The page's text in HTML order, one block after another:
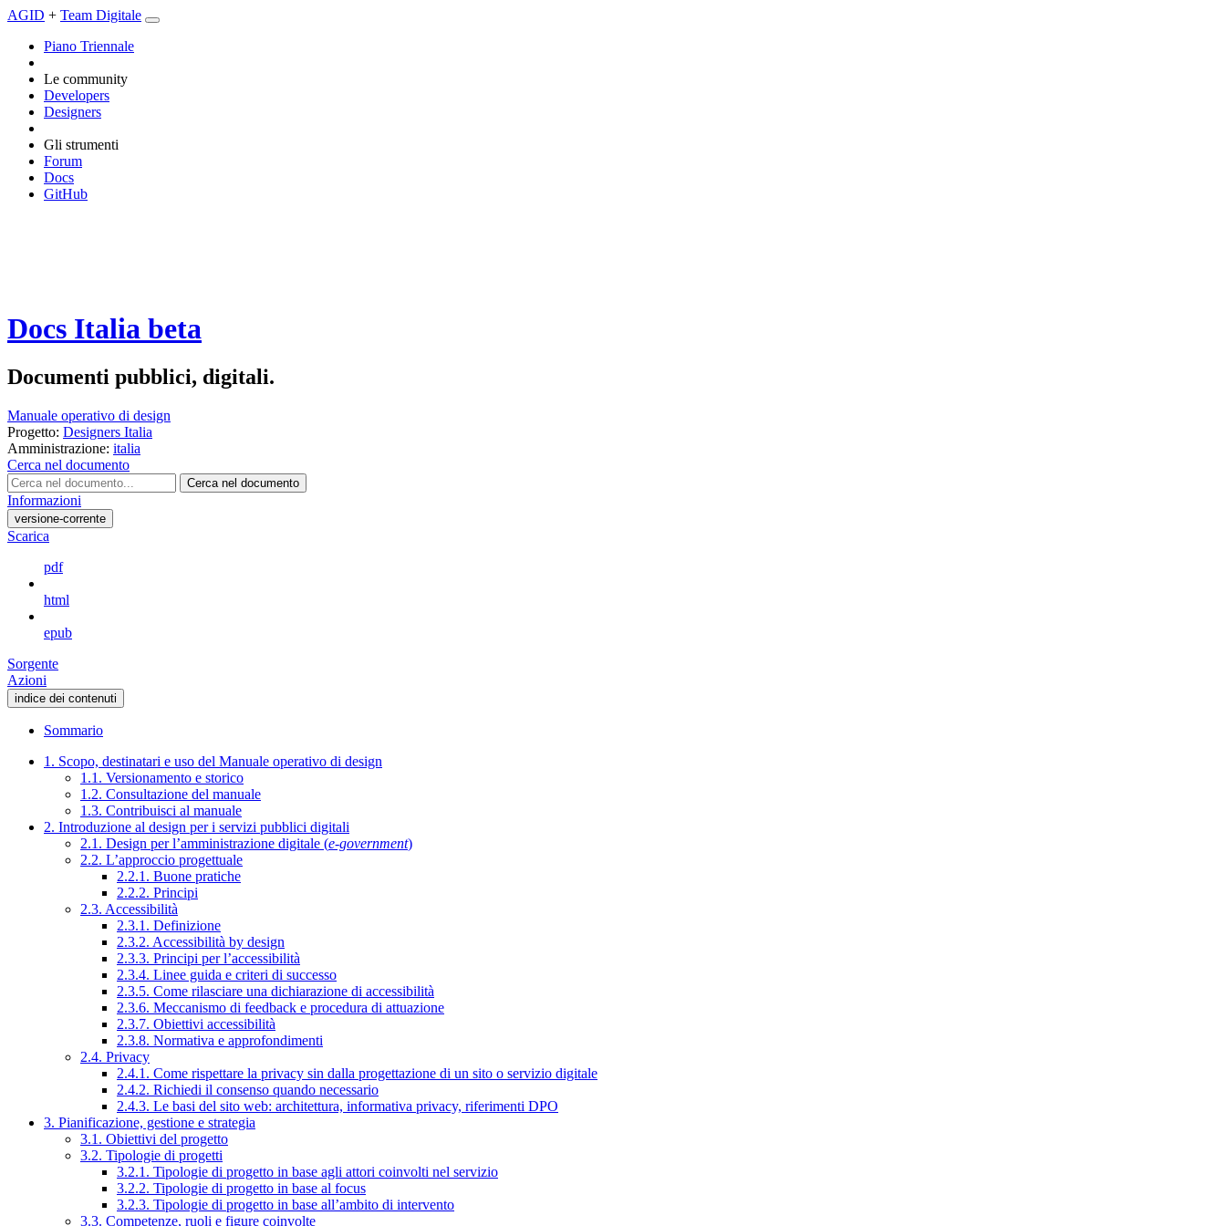
AGID + Team Digitale
Piano Triennale
Le community
Developers
Designers
Gli strumenti
Forum
Docs
GitHub
Docs Italia beta
Documenti pubblici, digitali.
Manuale operativo di design
Progetto: Designers Italia
Amministrazione: italia
Cerca nel documento
Cerca nel documento
Informazioni
versione-corrente
Scarica
pdf
html
epub
Sorgente
Azioni
indice dei contenuti
Sommario
1. Scopo, destinatari e uso del Manuale operativo di design
1.1. Versionamento e storico
1.2. Consultazione del manuale
1.3. Contribuisci al manuale
2. Introduzione al design per i servizi pubblici digitali
2.1. Design per l’amministrazione digitale (e-government)
2.2. L’approccio progettuale
2.2.1. Buone pratiche
2.2.2. Principi
2.3. Accessibilità
2.3.1. Definizione
2.3.2. Accessibilità by design
2.3.3. Principi per l’accessibilità
2.3.4. Linee guida e criteri di successo
2.3.5. Come rilasciare una dichiarazione di accessibilità
2.3.6. Meccanismo di feedback e procedura di attuazione
2.3.7. Obiettivi accessibilità
2.3.8. Normativa e approfondimenti
2.4. Privacy
2.4.1. Come rispettare la privacy sin dalla progettazione di un sito o servizio digitale
2.4.2. Richiedi il consenso quando necessario
2.4.3. Le basi del sito web: architettura, informativa privacy, riferimenti DPO
3. Pianificazione, gestione e strategia
3.1. Obiettivi del progetto
3.2. Tipologie di progetti
3.2.1. Tipologie di progetto in base agli attori coinvolti nel servizio
3.2.2. Tipologie di progetto in base al focus
3.2.3. Tipologie di progetto in base all’ambito di intervento
3.3. Competenze, ruoli e figure coinvolte